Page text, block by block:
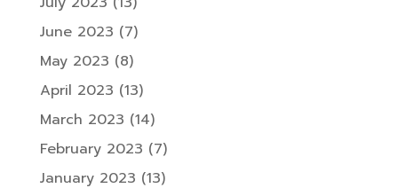
June 2023 (7)
May 2023 (8)
April 2023 (13)
March 2023 (14)
February 2023 (7)
January 2023 (13)